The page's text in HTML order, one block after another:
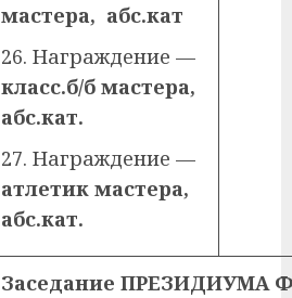
мастера, абс.кат
26. Награждение —
класс.б/б мастера,
абс.кат.
27. Награждение —
атлетик мастера,
абс.кат.
Заседание ПРЕЗИДИУМА